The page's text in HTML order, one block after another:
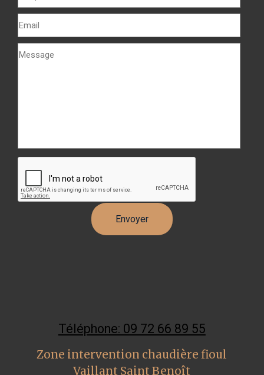
Téléphone: 09 72 66 89 55
Zone intervention chaudière fioul
Vaillant Saint Benoît